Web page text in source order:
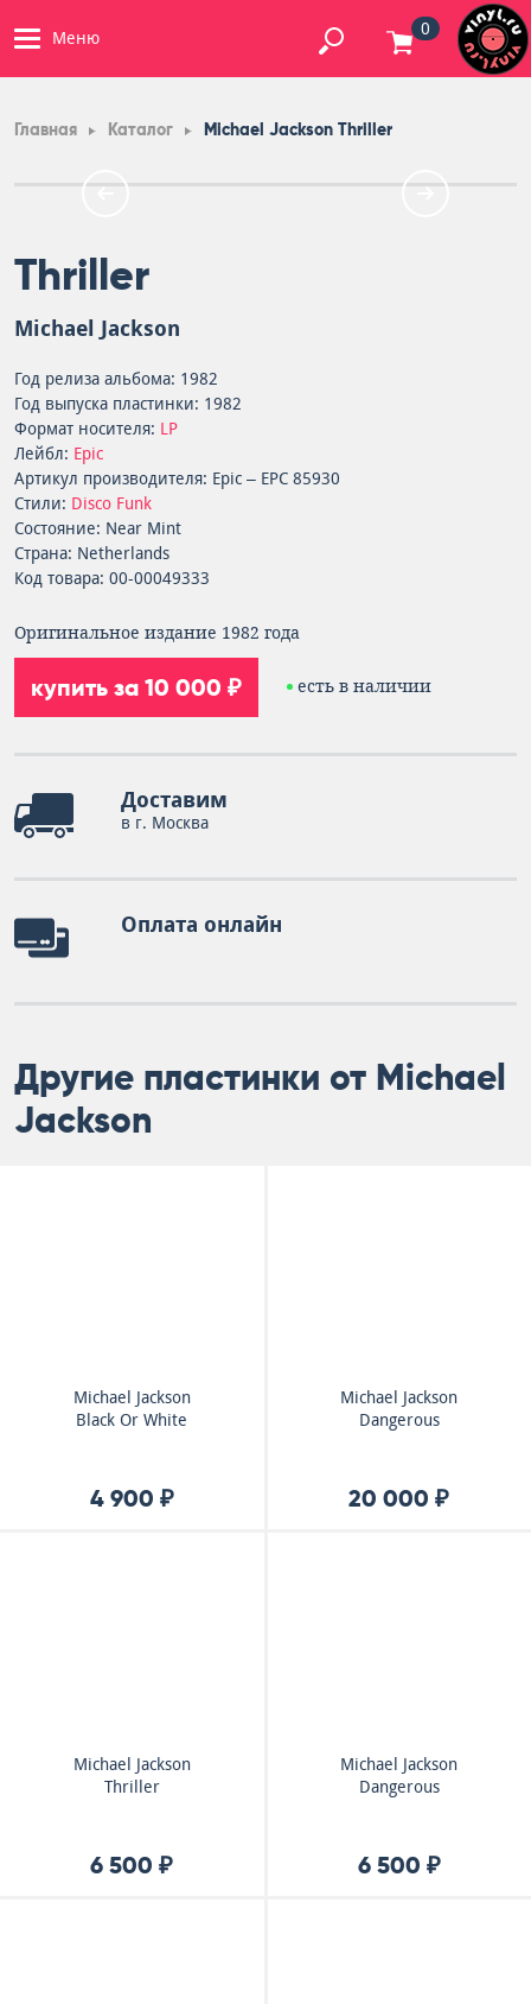
Меню 0
Главная Каталог Michael Jackson Thriller
Thriller
Michael Jackson
Год релиза альбома: 1982
Год выпуска пластинки: 1982
Формат носителя: LP
Лейбл: Epic
Артикул производителя: Epic – EPC 85930
Стили: Disco Funk
Состояние: Near Mint
Страна: Netherlands
Код товара: 00-00049333
Оригинальное издание 1982 года
купить за 10 000 ₽ есть в наличии
Доставим
в г. Москва
Оплата онлайн
Другие пластинки от Michael
Jackson
Michael Jackson
Black Or White
4 900 ₽
Michael Jackson
Dangerous
20 000 ₽
Michael Jackson
Thriller
6 500 ₽
Michael Jackson
Dangerous
6 500 ₽